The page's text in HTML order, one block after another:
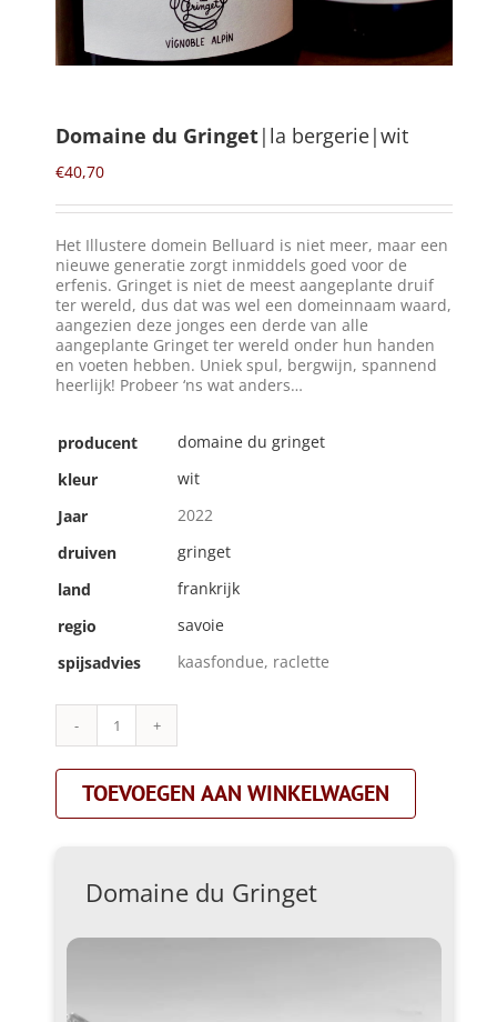
Mijn Account
naar:
NL
Domaine du Gringet|la bergerie|wit
€40,70
Het Illustere domein Belluard is niet meer, maar een
nieuwe generatie zorgt inmiddels goed voor de
erfenis. Gringet is niet de meest aangeplante druif
ter wereld, dus dat was wel een domeinnaam waard,
aangezien deze jonges een derde van alle
aangeplante Gringet ter wereld onder hun handen
en voeten hebben. Uniek spul, bergwijn, spannend
heerlijk! Probeer ‘ns wat anders…
producent
domaine du gringet
kleur
wit
Jaar
2022
druiven
gringet
land
frankrijk
regio
savoie
spijsadvies
kaasfondue, raclette
Domaine
du
Gringet|la
bergerie|wit
aantal
TOEVOEGEN AAN WINKELWAGEN
Domaine du Gringet